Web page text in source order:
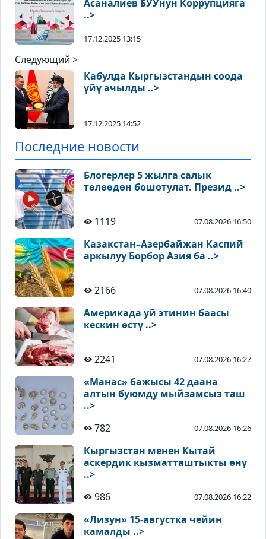
Асаналиев БУУнун Коррупцияга
..>
17.12.2025 13:15
Следующий >
Кабулда Кыргызстандын соода
үйү ачылды ..>
17.12.2025 14:52
Последние новости
Блогерлер 5 жылга салык
төлөөдөн бошотулат. Презид ..>
1119 07.08.2026 16:50
Казакстан–Азербайжан Каспий
аркылуу Борбор Азия ба ..>
2166 07.08.2026 16:40
Америкада уй этинин баасы
кескин өстү ..>
2241 07.08.2026 16:27
«Манас» бажысы 42 даана
алтын буюмду мыйзамсыз таш
..>
782
07.08.2026 16:26
Кыргызстан менен Кытай
аскердик кызматташтыкты өнү
..>
986
07.08.2026 16:22
«Лизун» 15-августка чейин
камалды ..>